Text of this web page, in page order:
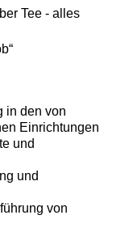
Tee - alles
in den von
Einrichtungen
und
und
von